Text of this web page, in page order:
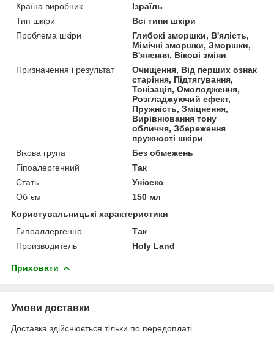
Країна виробник
Ізраїль
Тип шкіри
Всі типи шкіри
Проблема шкіри
Глибокі зморшки, В'ялість,
Мімічні зморшки, Зморшки,
В'янення, Вікові зміни
Призначення і результат
Очищення, Від перших ознак
старіння, Підтягування,
Тонізація, Омолодження,
Розгладжуючий ефект,
Пружність, Зміцнення,
Вирівнювання тону
обличчя, Збереження
пружності шкіри
Вікова група
Без обмежень
Гіпоалергенний
Так
Стать
Унісекс
Об`єм
150 мл
Користувальницькі характеристики
Гипоаллергенно
Так
Производитель
Holy Land
Приховати
Умови доставки
Доставка здійснюється тільки по передоплаті.